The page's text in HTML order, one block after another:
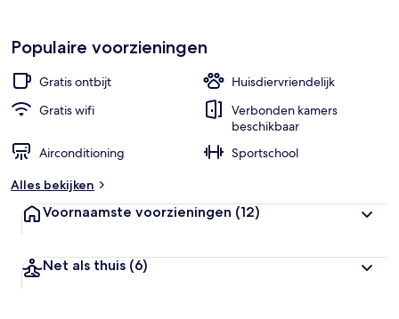
Populaire voorzieningen
Gratis ontbijt
Huisdiervriendelijk
Gratis wifi
Verbonden kamers
beschikbaar
Airconditioning
Sportschool
Alles bekijken
Voornaamste voorzieningen (12)
Net als thuis (6)